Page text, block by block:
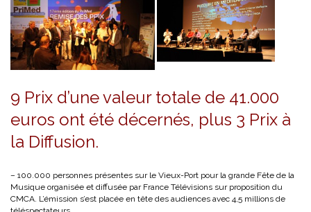
9 Prix d’une valeur totale de 41.000
euros ont été décernés, plus 3 Prix à
la Diffusion.
– 100.000 personnes présentes sur le Vieux-Port pour la grande Fête de la
Musique organisée et diffusée par France Télévisions sur proposition du
CMCA. L’émission s’est placée en tête des audiences avec 4,5 millions de